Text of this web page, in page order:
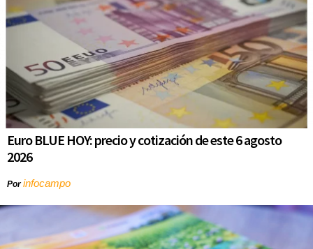
Euro BLUE HOY: precio y cotización de este 6 agosto
2026
Porinfocampo